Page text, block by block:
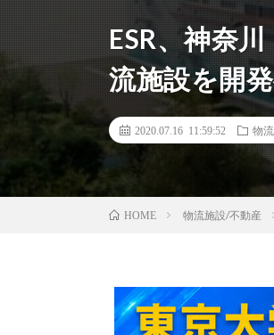
ESR、神奈
流施設を開
2020.07.16 11:59:52 物
HOME 物流施設/不動産